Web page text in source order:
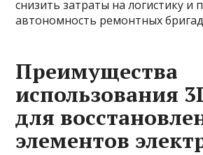
снизить затраты на логистику и
автономность ремонтных
Преимущества
использования
для
элементов